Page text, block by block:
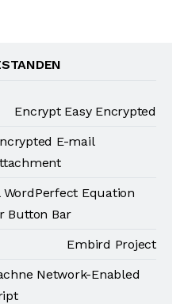
Encrypt Easy Encrypted
E-mail
WordPerfect Equation
Button Bar
Embird Project
Network-Enabled